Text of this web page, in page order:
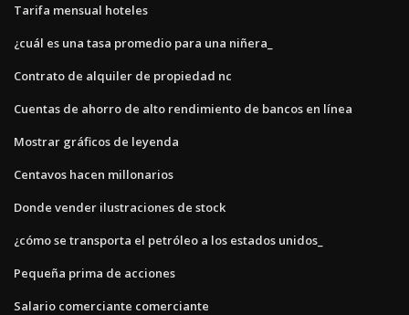
Tarifa mensual hoteles
¿cuál es una tasa promedio para una niñera_
Contrato de alquiler de propiedad nc
Cuentas de ahorro de alto rendimiento de bancos en línea
Mostrar gráficos de leyenda
Centavos hacen millonarios
Donde vender ilustraciones de stock
¿cómo se transporta el petróleo a los estados unidos_
Pequeña prima de acciones
Salario comerciante comerciante